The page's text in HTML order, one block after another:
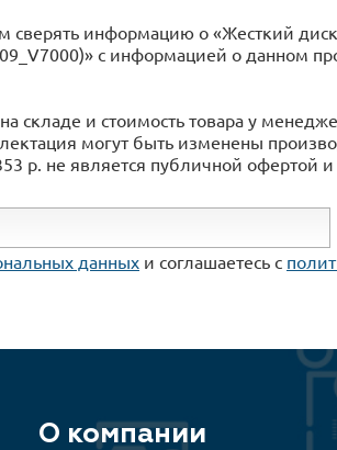
информацию о «Жесткий диск
с информацией o данном
складе и стоимость товара у
могут быть изменены
р. не является публичной офертой
данных и соглашаетесь c
О компании